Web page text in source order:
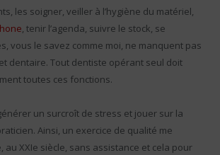
les soigner, veiller à l’hygiène du matériel,
, tenir l’agenda, suivre le stock, se
vous le savez comme moi, ne manquent pas
dentaire. Tout dentiste opérant seul doit
toutes ces fonctions.
un surcroît de stress et jouer sur la
Ainsi, un exercice de qualité me
au XXIe siècle, sans assistance et cela pour